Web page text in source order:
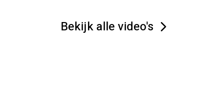
Bekijk alle video's